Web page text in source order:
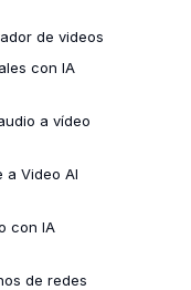
de videos
con IA
a vídeo
a Video AI
con IA
de redes